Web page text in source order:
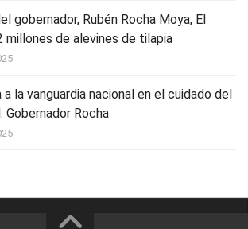
gobernador, Rubén Rocha Moya, El
millones de alevines de tilapia
la vanguardia nacional en el cuidado del
Rocha